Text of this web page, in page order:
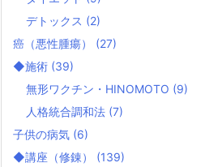
デトックス (2)
癌（悪性腫瘍） (27)
◆施術 (39)
無形ワクチン・HINOMOTO (9)
人格統合調和法 (7)
子供の病気 (6)
◆講座（修錬） (139)